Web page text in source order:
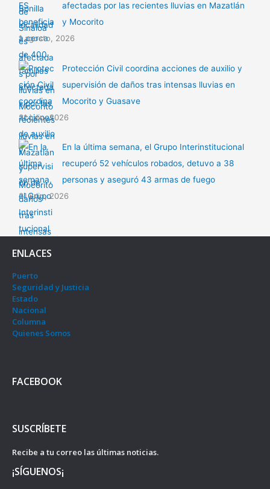
afectadas por las recientes lluvias en Mazatlán
y Mocorito
1 agosto, 2026
Protección Civil coordina acciones de auxilio y
supervisión de daños tras intensas lluvias en
Mocorito y Guasave
31 julio, 2026
En la última semana, el Grupo Interinstitucional
recuperó 52 vehículos robados, detuvo a 38
personas y aseguró 43 armas de fuego
31 julio, 2026
ENLACES
Puerto
Seguridad y Justicia
Estado
Nacional
Columna
Quienes Somos
FACEBOOK
SUSCRÍBETE
Recibe a tu correo las últimas noticias.
¡SÍGUENOS¡